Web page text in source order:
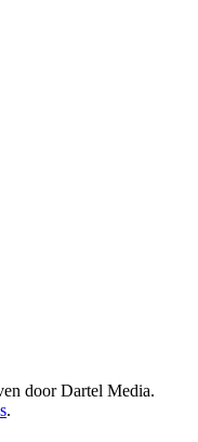
door Dartel Media.
.